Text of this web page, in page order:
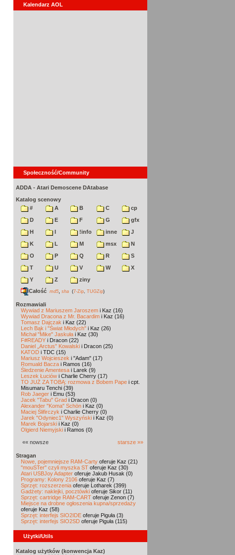
Kalendarz AOL
Społeczność/Community
ADDA - Atari Demoscene DAtabase
Katalog scenowy
#
A B C
cp
D
E F G
gfx
H
I !info inne
J
K
L M msx
N
O
P Q R
S
T
U V W
X
Y
Z
ziny
Całość md5 sha (7-Zip TUGZip)
Rozmawiali
Wywiad z Mariuszem Jaroszem i Kaz (16)
Wywiad Dracona z Mr. Bacardim i Kaz (16)
Tomasz Dajczak i Kaz (22)
Lech Bąk i "Świat Młodych" i Kaz (26)
Michał "Mike" Jaskuła i Kaz (30)
F#READY i Dracon (22)
Daniel „Arctus” Kowalski i Dracon (25)
KATOD i TDC (15)
Mariusz Wojcieszek i "Adam" (17)
Romuald Bacza i Ramos (16)
Śledzenie Amentesa i Larek (9)
Leszek Łuciów i Charlie Cherry (17)
TO JUŻ ZA TOBĄ: rozmowa z Bobem Pape i cpt.
Misumaru Tenchi (39)
Rob Jaeger i Emu (53)
Jacek "Tabu" Grad i Dracon (0)
Alexander "Koma" Schön i Kaz (0)
Maciej Ślifirczyk i Charlie Cherry (0)
Jarek "Odyniec1" Wyszyński i Kaz (0)
Marek Bojarski i Kaz (0)
Olgierd Niemyjski i Ramos (0)
«« nowsze starsze »»
Stragan
Nowe, pojemniejsze RAM-Carty oferuje Kaz (21)
"mouSTer" czyli myszka ST oferuje Kaz (30)
Atari USBJoy Adapter oferuje Jakub Husak (0)
Programy: Kolony 2106 oferuje Kaz (7)
Sprzęt: rozszerzenia oferuje Lotharek (399)
Gadżety: naklejki, pocztówki oferuje Sikor (11)
Sprzęt: cartridge RAM-CART oferuje Zenon (7)
Miejsce na drobne ogłoszenia kupna/sprzedaży
oferuje Kaz (58)
Sprzęt: interfejs SIO2IDE oferuje Piguła (3)
Sprzęt: interfejs SIO2SD oferuje Piguła (115)
Użytki/Utils
Katalog użytków (konwencja Kaz)